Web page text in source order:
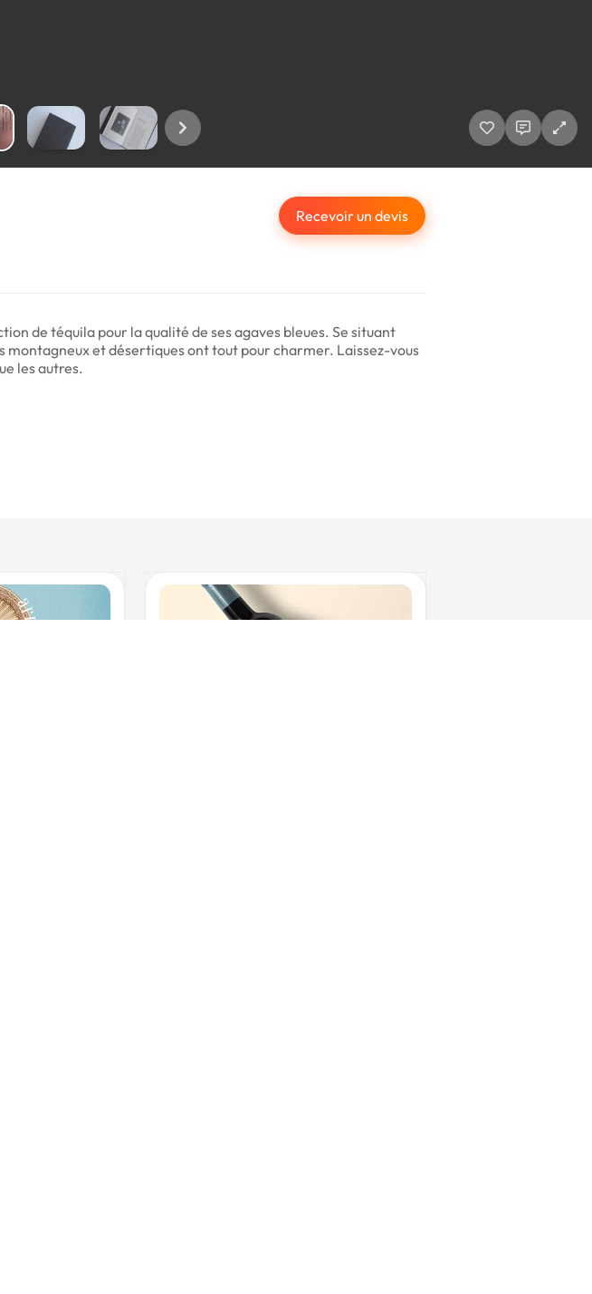
Recevoir un devis
de téquila pour la qualité de ses agaves bleues. Se situant
montagneux et désertiques ont tout pour charmer. Laissez-vous
les autres.